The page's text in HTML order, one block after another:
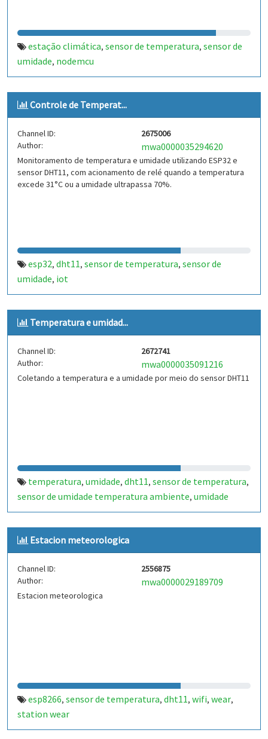
estação climática, sensor de temperatura, sensor de
umidade, nodemcu
Controle de Temperat...
Channel ID:
2675006
Author:
mwa0000035294620
Monitoramento de temperatura e umidade utilizando ESP32 e
sensor DHT11, com acionamento de relé quando a temperatura
excede 31°C ou a umidade ultrapassa 70%.
esp32, dht11, sensor de temperatura, sensor de
umidade, iot
Temperatura e umidad...
Channel ID:
2672741
Author:
mwa0000035091216
Coletando a temperatura e a umidade por meio do sensor DHT11
temperatura, umidade, dht11, sensor de temperatura,
sensor de umidade temperatura ambiente, umidade
relativa,iot (internet of things),arduino,
monitoramento ambiental sensores climáticos,
eletrônica.
Estacion meteorologica
Channel ID:
2556875
Author:
mwa0000029189709
Estacion meteorologica
esp8266, sensor de temperatura, dht11, wifi, wear,
station wear